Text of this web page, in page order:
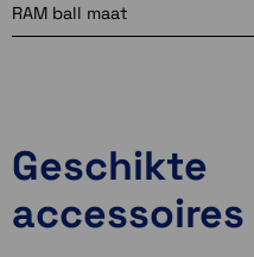
RAM ball maat
Geschikte
accessoires